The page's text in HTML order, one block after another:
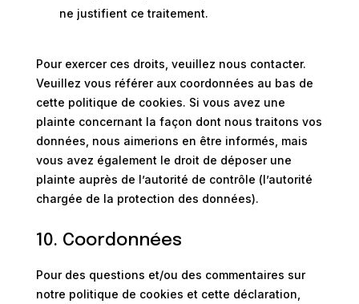
ne justifient ce traitement.
Pour exercer ces droits, veuillez nous contacter.
Veuillez vous référer aux coordonnées au bas de
cette politique de cookies. Si vous avez une
plainte concernant la façon dont nous traitons vos
données, nous aimerions en être informés, mais
vous avez également le droit de déposer une
plainte auprès de l’autorité de contrôle (l’autorité
chargée de la protection des données).
10. Coordonnées
Pour des questions et/ou des commentaires sur
notre politique de cookies et cette déclaration,